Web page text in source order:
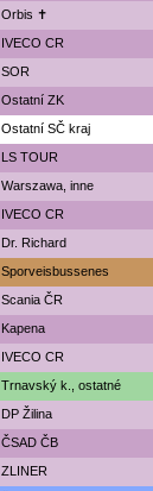
Orbis ✝
IVECO CR
SOR
Ostatní ZK
Ostatní SČ kraj
LS TOUR
Warszawa, inne
IVECO CR
Dr. Richard
Sporveisbussenes
Scania ČR
Kapena
IVECO CR
Trnavský k., ostatné
DP Žilina
ČSAD ČB
ZLINER